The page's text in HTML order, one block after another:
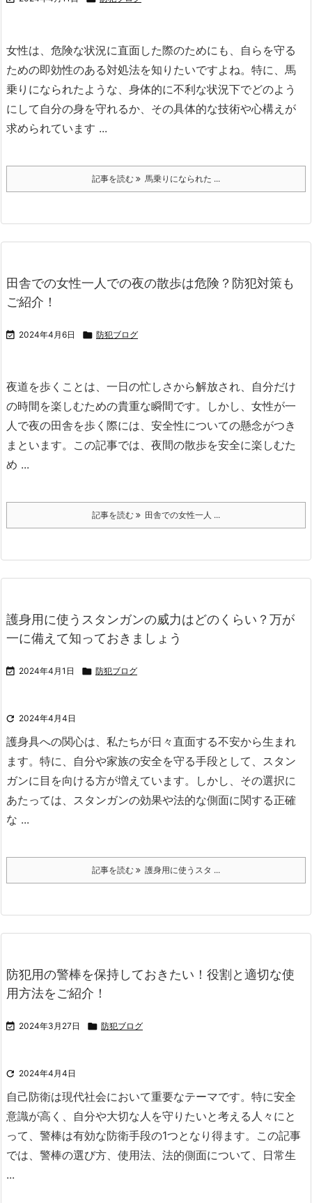
女性は、危険な状況に直面した際のためにも、自らを守る
ための即効性のある対処法を知りたいですよね。 特に、馬
乗りになられたような、身体的に不利な状況下でどのよう
にして自分の身を守れるか、その具体的な技術や心構えが
求められています ...
記事を読む 馬乗りになられた ...
田舎での女性一人での夜の散歩は危険？防犯対策も
ご紹介！
 2024年4月6日  防犯ブログ
夜道を歩くことは、一日の忙しさから解放され、自分だけ
の時間を楽しむための貴重な瞬間です。
しかし、女性が一
人で夜の田舎を歩く際には、安全性についての懸念がつき
まといます。 この記事では、夜間の散歩を安全に楽しむた
め ...
記事を読む 田舎での女性一人 ...
護身用に使うスタンガンの威力はどのくらい？万が
一に備えて知っておきましょう
 2024年4月1日  防犯ブログ
 2024年4月4日
護身具への関心は、私たちが日々直面する不安から生まれ
ます。 特に、自分や家族の安全を守る手段として、スタン
ガンに目を向ける方が増えています。
しかし、その選択に
あたっては、スタンガンの効果や法的な側面に関する正確
な ...
記事を読む 護身用に使うスタ ...
防犯用の警棒を保持しておきたい！役割と適切な使
用方法をご紹介！
 2024年3月27日  防犯ブログ
 2024年4月4日
自己防衛は現代社会において重要なテーマです。 特に安全
意識が高く、自分や大切な人を守りたいと考える人々にと
って、警棒は有効な防衛手段の1つとなり得ます。 この記事
では、警棒の選び方、使用法、法的側面について、日常生
...